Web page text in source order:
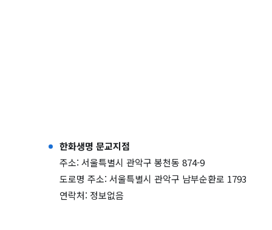
한화생명 문교지점
주소: 서울특별시 관악구 봉천동 874-9
도로명 주소: 서울특별시 관악구 남부순환로 1793
연락처: 정보없음